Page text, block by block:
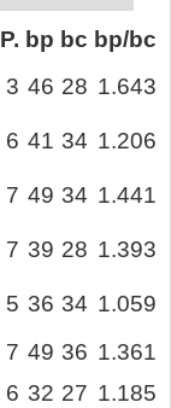
P. bp bc bp/bc
3 46 28 1.643
6 41 34 1.206
7 49 34 1.441
7 39 28 1.393
5 36 34 1.059
7 49 36 1.361
6 32 27 1.185